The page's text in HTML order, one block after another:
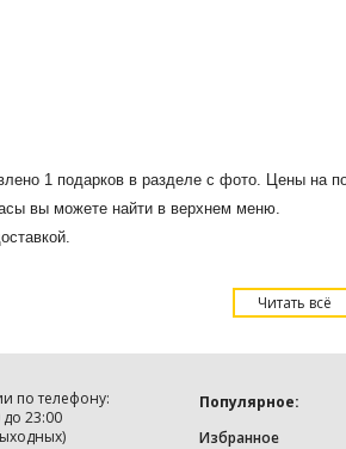
1 подарков в разделе с фото. Цены на
вы можете найти в верхнем меню.
Читать всё
по телефону:
до 23:00
Популярное:
Избранное